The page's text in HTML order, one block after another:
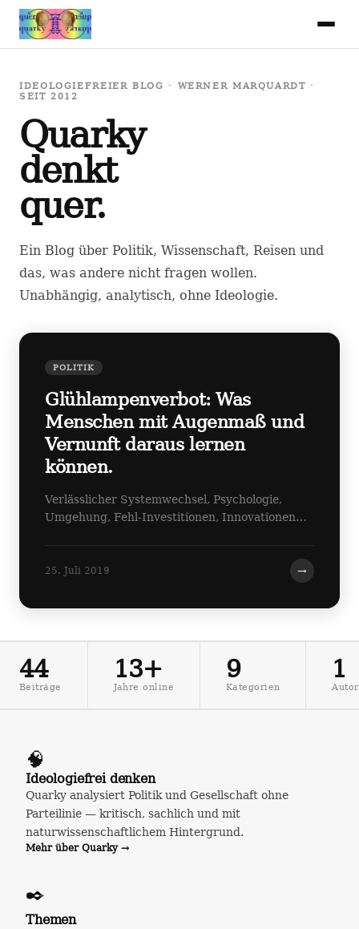
IDEOLOGIEFREIER BLOG · WERNER MARQUARDT ·
SEIT 2012
Quarky
denkt
quer.
Ein Blog über Politik, Wissenschaft, Reisen und
das, was andere nicht fragen wollen.
Unabhängig, analytisch, ohne Ideologie.
POLITIK
Glühlampenverbot: Was
Menschen mit Augenmaß und
Vernunft daraus lernen
können.
Verlässlicher Systemwechsel, Psychologie,
Umgehung, Fehl-Investitionen, Innovationen…
25. Juli 2019 →
44
Beiträge
13+
Jahre online
9
Kategorien
1
Autor
🧠
Ideologiefrei denken
Quarky analysiert Politik und Gesellschaft ohne
Parteilinie — kritisch, sachlich und mit
naturwissenschaftlichem Hintergrund.
Mehr über Quarky →
✒️
Themen